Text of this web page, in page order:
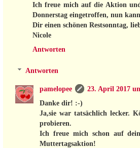
Ich freue mich auf die Aktion
Donnerstag eingetroffen, nun kann
Dir einen schönen Restsonntag,
Nicole
Antworten
Antworten
pamelopee
23. April 2017
Danke dir! :-)
Ja,sie war tatsächlich lecker.
probieren.
Ich freue mich schon auf
Muttertagsaktion!